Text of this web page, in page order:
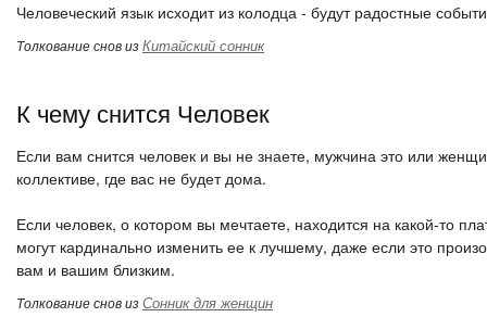
Человеческий язык исходит из колодца - будут радостные
Толкование снов изКитайский сонник
К чему снится Человек
Если вам снится человек и вы не знаете, мужчина это или
коллективе, где вас не будет дома.
Если человек, о котором вы мечтаете, находится на какой-то
могут кардинально изменить ее к лучшему, даже если это
вам и вашим близким.
Толкование снов изСонник для женщин